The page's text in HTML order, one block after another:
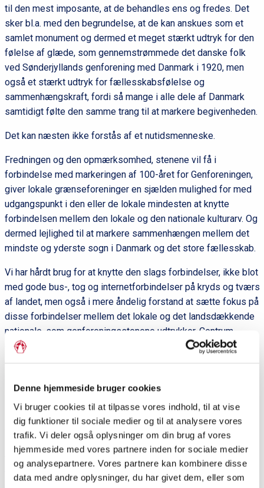
Denne hjemmeside bruger cookies
Vi bruger cookies til at tilpasse vores indhold, til at vise
dig funktioner til sociale medier og til at analysere vores
trafik. Vi deler også oplysninger om din brug af vores
hjemmeside med vores partnere inden for sociale medier
og analysepartnere. Vores partnere kan kombinere disse
data med andre oplysninger, du har givet dem, eller som
til den mest imposante, at de behandles ens og fredes. Det
sker bl.a. med den begrundelse, at de kan anskues som et
samlet monument og dermed et meget stærkt udtryk for den
følelse af glæde, som gennemstrømmede det danske folk
ved Sønderjyllands genforening med Danmark i 1920, men
også et stærkt udtryk for fællesskabsfølelse og
sammenhængskraft, fordi så mange i alle dele af Danmark
samtidigt følte den samme trang til at markere begivenheden.
Det kan næsten ikke forstås af et nutidsmenneske.
Fredningen og den opmærksomhed, stenene vil få i
forbindelse med markeringen af 100-året for Genforeningen,
giver lokale grænseforeninger en sjælden mulighed for med
udgangspunkt i den eller de lokale mindesten at knytte
forbindelsen mellem den lokale og den nationale kulturarv. Og
dermed lejlighed til at markere sammenhængen mellem det
mindste og yderste sogn i Danmark og det store fællesskab.
Vi har hårdt brug for at knytte den slags forbindelser, ikke blot
med gode bus-, tog og internetforbindelser på kryds og tværs
af landet, men også i mere åndelig forstand at sætte fokus på
disse forbindelser mellem det lokale og det landsdækkende
nationale, som genforeningsstenene udtrykker. Centrum
eksisterer kun i kraft af periferi, og periferi kun i kraft af
sammenhæng, og den giver forhåbentlig yderligere kræfter til
det kolossale lokale engagement, som findes i alle egne af
landet, og som kommer til udtryk i lokalhistoriske foreninger,
tilslutning til forsamlingshuse og lokale mødesteder,
foredrag, fællessang og fællesspisning og masser af andre